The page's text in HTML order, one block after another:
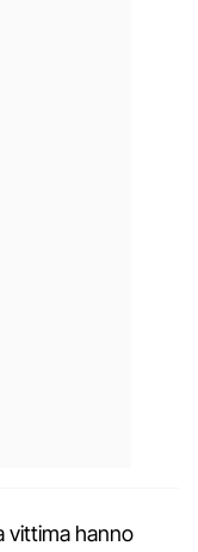
vittima hanno